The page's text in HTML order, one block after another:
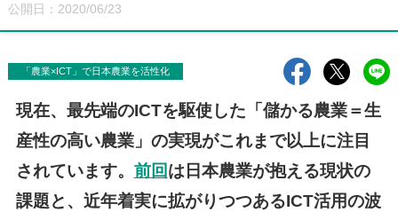
公開日：2020/06/23
「農業×ICT」で日本農業を活性化
現在、最先端のICTを駆使した「儲かる農業＝生
産性の高い農業」の実現がこれまで以上に注目
されています。 前回は日本農業が抱える現状の
課題と、近年着実に拡がりつつあるICT活用の波